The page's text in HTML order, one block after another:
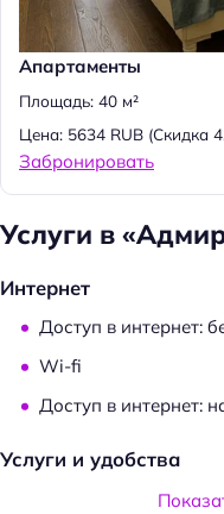
Апартаменты
Площадь: 40 м²
Цена: 5634 RUB (Скидка
Забронировать
Услуги в
Интернет
Доступ в интернет:
Wi-fi
Доступ в интернет:
Услуги и удобства
Общий туалет